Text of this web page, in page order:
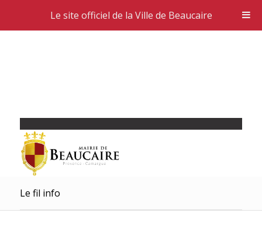
Le fil info
Le site officiel de la Ville de Beaucaire